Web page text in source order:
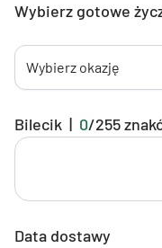
Wybierz gotowe
Wybierz okazję
Bilecik | 0/255
Data dostawy